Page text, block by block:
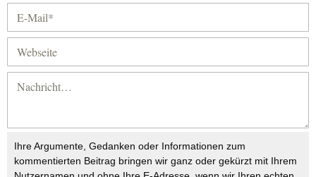
Ihre Argumente, Gedanken oder Informationen zum
kommentierten Beitrag bringen wir ganz oder gekürzt mit Ihrem